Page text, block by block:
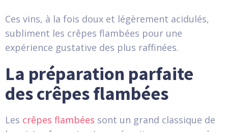
Ces vins, à la fois doux et légèrement acidulés,
subliment les crêpes flambées pour une
expérience gustative des plus raffinées.
La préparation parfaite
des crêpes flambées
Les crêpes flambées sont un grand classique de